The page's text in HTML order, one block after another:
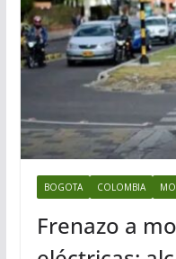
BOGOTA COLOMBIA
Frenazo a